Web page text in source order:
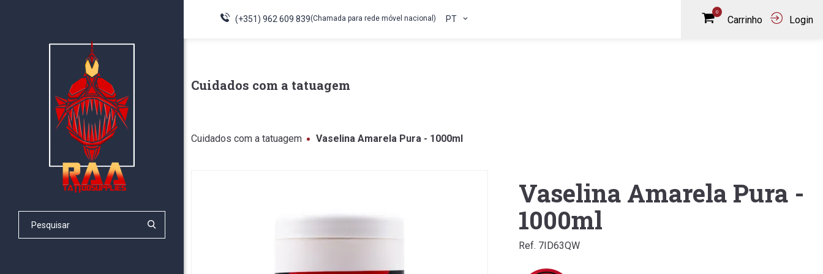
(+351) 962 609 839(Chamada para rede móvel nacional) PT
0
Carrinho Login
Cuidados com a tatuagem
Cuidados com a tatuagem Vaselina Amarela Pura - 1000ml
Vaselina Amarela Pura -
1000ml
Ref. 7ID63QW